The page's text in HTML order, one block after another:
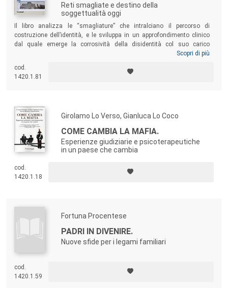
Reti smagliate e destino della
soggettualità oggi
Il libro analizza le “smagliature” che intralciano il percorso di
costruzione dell’identità, e le sviluppa in un approfondimento clinico
dal quale emerge la corrosività della disidentità col suo carico
d’indefinitezza. Un’analisi che, esaminando la progressiva sfiducia
modelli e stili di vita, traccia una nuova cartografia dell’esserci nel
tentativo di svelarne le oscure geografie amletiche.
Scopri di più
cod.
1420.1.81
Girolamo Lo Verso, Gianluca Lo Coco
COME CAMBIA LA MAFIA.
Esperienze giudiziarie e psicoterapeutiche
in un paese che cambia
cod.
1420.1.18
Fortuna Procentese
PADRI IN DIVENIRE.
Nuove sfide per i legami familiari
cod.
1420.1.59